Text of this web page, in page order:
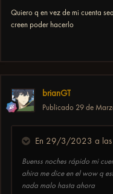
Quiero q en vez de mi cuenta
creen poder hacerlo
brianGT
Publicado 29 de
En 29/3/2023 a las
Buenss noches rápido mi
ahira me dice en el wow q
nada malo hasta ahora